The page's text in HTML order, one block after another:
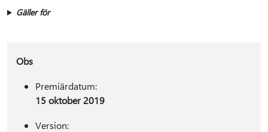
Gäller för
Obs
Premiärdatum:
15 oktober 2019
Version: